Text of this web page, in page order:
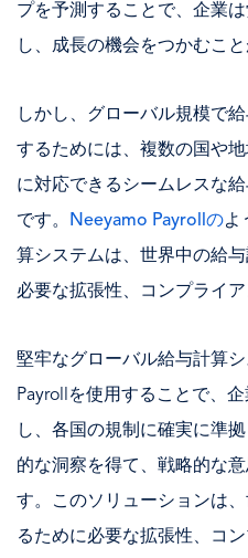
プを予測することで、企業
し、成長の機会をつかむこと
しかし、グローバル規模で
するためには、複数の国や
に対応できるシームレスな
です。
Neeyamo Payrollのよ
算システムは、世界中の給
必要な拡張性、コンプライ
堅牢なグローバル給与計算
Payrollを使用することで、
し、各国の規制に確実に準
的な洞察を得て、戦略的な
す。このソリューションは
るために必要な拡張性、コ